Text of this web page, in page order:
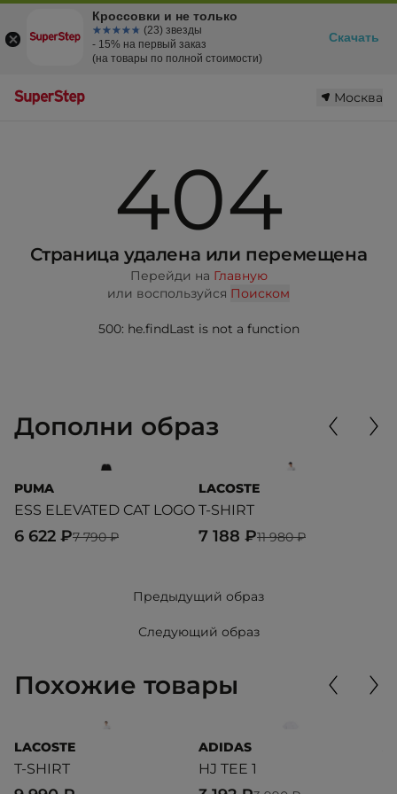
Москва
404
Страница удалена или перемещена
Перейди на Главную
или воспользуйся Поиском
500: he.findLast is not a function
Дополни образ
PUMA
ESS ELEVATED CAT LOGO
7 790 ₽
6 622 ₽
LACOSTE
T-SHIRT
11 980 ₽
7 188 ₽
Предыдущий образ
Следующий образ
Похожие товары
LACOSTE
T-SHIRT
ADIDAS
HJ TEE 1
Кроссовки и не только
☆☆☆☆☆
★★★★★ (23) звезды
- 15% на первый заказ
(на товары по полной стоимости)
Скачать